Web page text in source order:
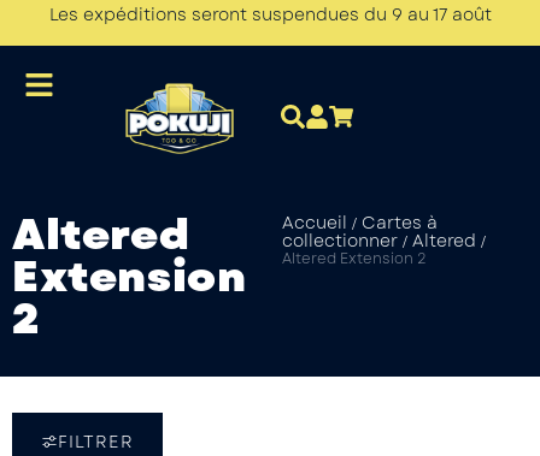
Les expéditions seront suspendues du 9 au 17 août
Altered
Extension
2
Accueil / Cartes à
collectionner / Altered /
Altered Extension 2
FILTRER